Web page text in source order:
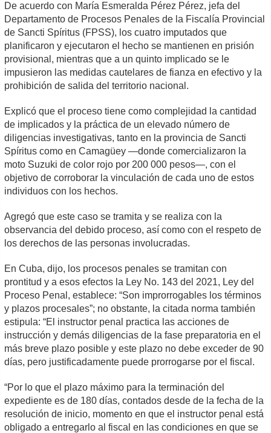
De acuerdo con María Esmeralda Pérez Pérez, jefa del
Departamento de Procesos Penales de la Fiscalía Provincial
de Sancti Spíritus (FPSS), los cuatro imputados que
planificaron y ejecutaron el hecho se mantienen en prisión
provisional, mientras que a un quinto implicado se le
impusieron las medidas cautelares de fianza en efectivo y la
prohibición de salida del territorio nacional.
Explicó que el proceso tiene como complejidad la cantidad
de implicados y la práctica de un elevado número de
diligencias investigativas, tanto en la provincia de Sancti
Spíritus como en Camagüey —donde comercializaron la
moto Suzuki de color rojo por 200 000 pesos—, con el
objetivo de corroborar la vinculación de cada uno de estos
individuos con los hechos.
Agregó que este caso se tramita y se realiza con la
observancia del debido proceso, así como con el respeto de
los derechos de las personas involucradas.
En Cuba, dijo, los procesos penales se tramitan con
prontitud y a esos efectos la Ley No. 143 del 2021, Ley del
Proceso Penal, establece: “Son improrrogables los términos
y plazos procesales”; no obstante, la citada norma también
estipula: “El instructor penal practica las acciones de
instrucción y demás diligencias de la fase preparatoria en el
más breve plazo posible y este plazo no debe exceder de 90
días, pero justificadamente puede prorrogarse por el fiscal.
“Por lo que el plazo máximo para la terminación del
expediente es de 180 días, contados desde de la fecha de la
resolución de inicio, momento en que el instructor penal está
obligado a entregarlo al fiscal en las condiciones en que se